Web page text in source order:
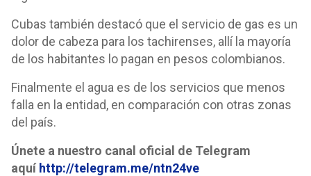
Cubas también destacó que el servicio de gas es un
dolor de cabeza para los tachirenses, allí la mayoría
de los habitantes lo pagan en pesos colombianos.
Finalmente el agua es de los servicios que menos
falla en la entidad, en comparación con otras zonas
del país.
Únete a nuestro canal oficial de Telegram
aquí http://telegram.me/ntn24ve